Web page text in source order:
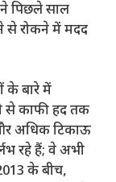
पिछले साल
से रोकने में मदद
के बारे में
से काफी हद तक
अधिक टिकाऊ
रहे हैं; वे अभी
के बीच,